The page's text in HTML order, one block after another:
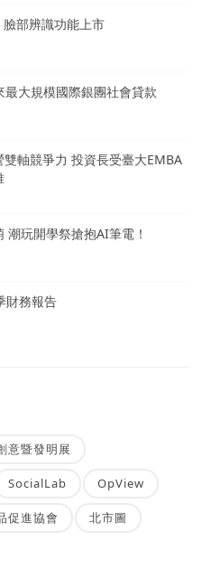
部辨識功能上市
大規模國際銀團社會貸款
軸競爭力 投資長受臺大EMBA
潮玩開學祭搶抱AI筆電！
財務報告
意暨發明展
SocialLab OpView
促進協會 北市圖